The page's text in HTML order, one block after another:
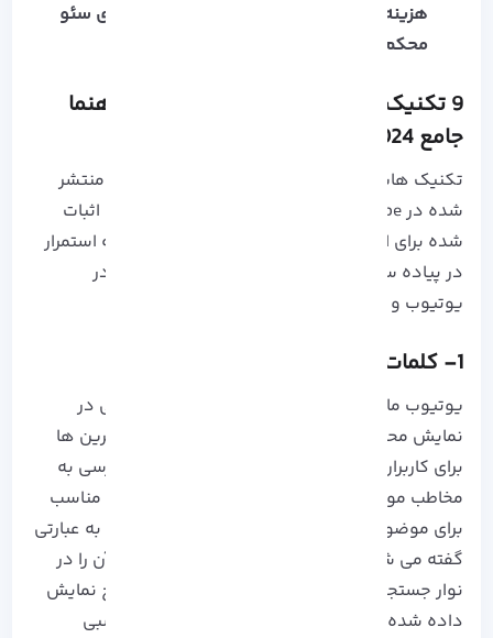
هزینه مقرون به صرفه پیاده سازی ترفند های سئو
محکم سازی جایگاه در نتایج سرچ یوتیوب
9 تکنیک اثبات شده در سئو یوتیوب: راهنما
جامع 2024
تکنیک هایی که در ادامه برای بهینه سازی محتوا منتشر
شده در Youtube خواهید خواند، یک روند جدید و اثبات
شده برای اکثر کانال های تولید محتوا می باشد که استمرار
در پیاده سازی آن شما را به بهترین نتیجه ممکن در
یوتیوب و حتی نتایج گوگل خواهد رساند:
1- کلمات کلیدی مناسب را پیدا کنید.
یوتیوب مانند موتور جستجوی گوگل است و سعی در
نمایش محتوا های با کیفیت، مرتبط ترین و مفید ترین ها
برای کاربران دارد. پس اولین حرکت در جهت دسترسی به
مخاطب مورد نظرتان تحقیق و انتخاب کلمه کلیدی مناسب
برای موضوع محتوای تان خواهد بود. کلمه کلیدی به عبارتی
گفته می شود که کاربران در هنگام سرچ محتوا، آن را در
نوار جستجو تایپ کرده و شروع به کاوش در نتایج نمایش
داده شده می کنند، بنابراین اگر کلمه کلیدی مناسبی